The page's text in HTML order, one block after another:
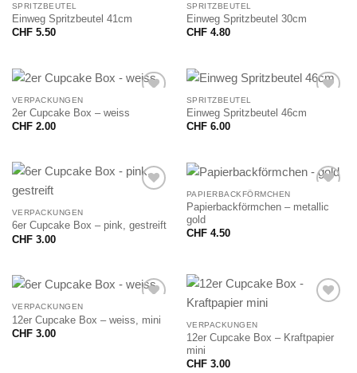
SPRITZBEUTEL
Einweg Spritzbeutel 41cm
CHF5.50
SPRITZBEUTEL
Einweg Spritzbeutel 30cm
CHF4.80
VERPACKUNGEN
2er Cupcake Box – weiss
CHF2.00
SPRITZBEUTEL
Einweg Spritzbeutel 46cm
CHF6.00
VERPACKUNGEN
6er Cupcake Box – pink, gestreift
CHF3.00
PAPIERBACKFÖRMCHEN
Papierbackförmchen – metallic
gold
CHF4.50
VERPACKUNGEN
12er Cupcake Box – weiss, mini
CHF3.00
VERPACKUNGEN
12er Cupcake Box – Kraftpapier
mini
CHF3.00